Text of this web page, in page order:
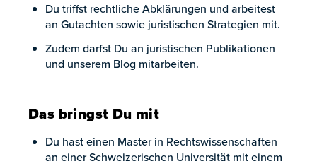
Du triffst rechtliche Abklärungen und arbeitest
an Gutachten sowie juristischen Strategien mit.
Zudem darfst Du an juristischen Publikationen
und unserem Blog mitarbeiten.
Das bringst Du mit
Du hast einen Master in Rechtswissenschaften
an einer Schweizerischen Universität mit einem